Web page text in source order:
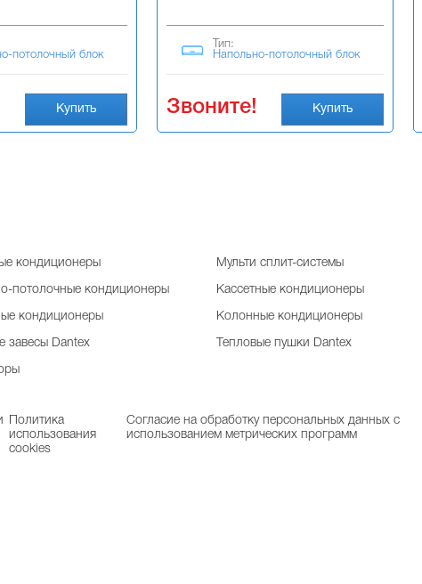
потолочный блок
Купить
Тип:
Напольно-потолочный блок
Звоните! Купить
кондиционеры Мульти сплит-системы
потолочные кондиционеры Кассетные кондиционеры
кондиционеры Колонные кондиционеры
завесы Dantex Тепловые пушки Dantex
Политика
использования
cookies
Согласие на обработку персональных данных с
использованием метрических программ